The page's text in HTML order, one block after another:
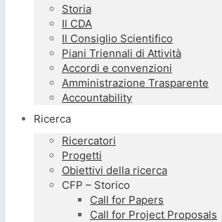
Storia
Il CDA
Il Consiglio Scientifico
Piani Triennali di Attività
Accordi e convenzioni
Amministrazione Trasparente
Accountability
Ricerca
Ricercatori
Progetti
Obiettivi della ricerca
CFP – Storico
Call for Papers
Call for Project Proposals